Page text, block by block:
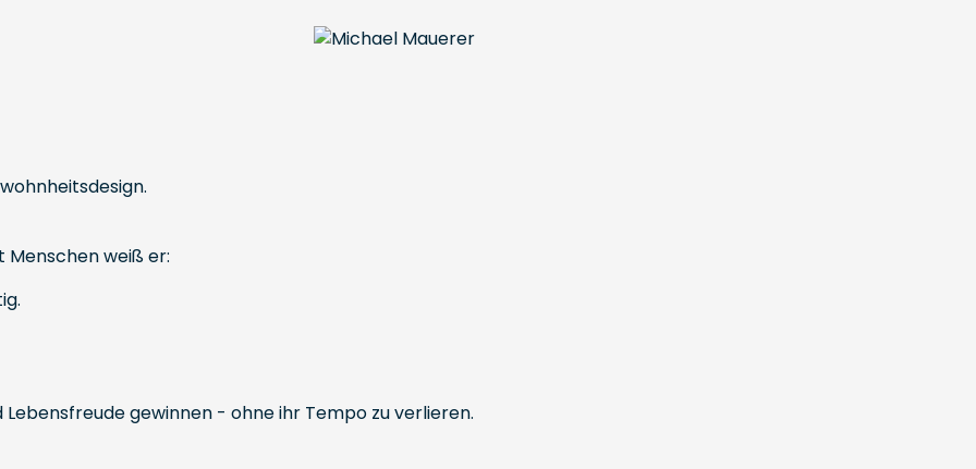
weiß er:
gewinnen - ohne ihr Tempo zu verlieren.